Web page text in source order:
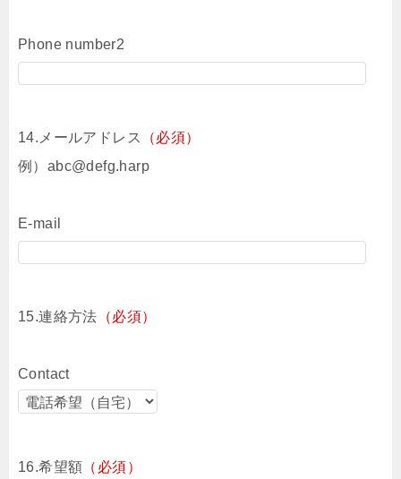
Phone number2
14.メールアドレス
（必須）
例）abc@defg.harp
E-mail
15.連絡方法 （必須）
Contact
16.希望額 （必須）